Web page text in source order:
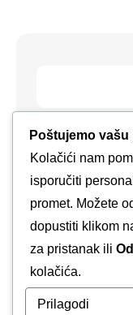
Arhiva
Poštujemo
Kolačići nam
isporučiti
promet. Možete
dopustiti klikom
za pristanak ili
kolačića.
Prilagodi